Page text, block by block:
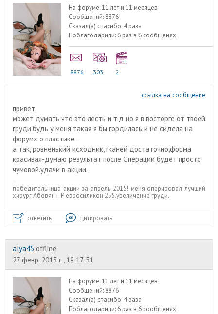
На форуме:11 лет и 11 месяцев
Сообщений: 8876
Сказал(а) спасибо: 4 раза
Поблагодарили: 6 раз в 6 сообщенях
8876 303 2
ссылка на сообщение
привет.
может думать что это лесть и т.д но я в восторге от твоей
груди.будь у меня такая я бы гордилась и не сидела на
форумх о пластике...
а так, ровненький исходник,тканей достаточно,форма
красивая-думаю результат после Операции будет просто
чумовой.удачи в акции.
победительница акции за апрель 2015! меня оперировал лучший
хирург Абовян Г.Р.евросиликон 255.увеличение груди.
ответить цитировать
alyа45 offline
27 февр. 2015 г., 19:17:51
На форуме:11 лет и 11 месяцев
Сообщений: 8876
Сказал(а) спасибо: 4 раза
Поблагодарили: 6 раз в 6 сообщенях